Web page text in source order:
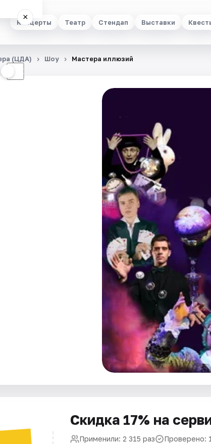
Концерты Театр Стендап Выставки
×
☾
(ЦДА) Шоу Мастера иллюзий
Скидка 17% на
Применили: 2 315 раз Проверено: